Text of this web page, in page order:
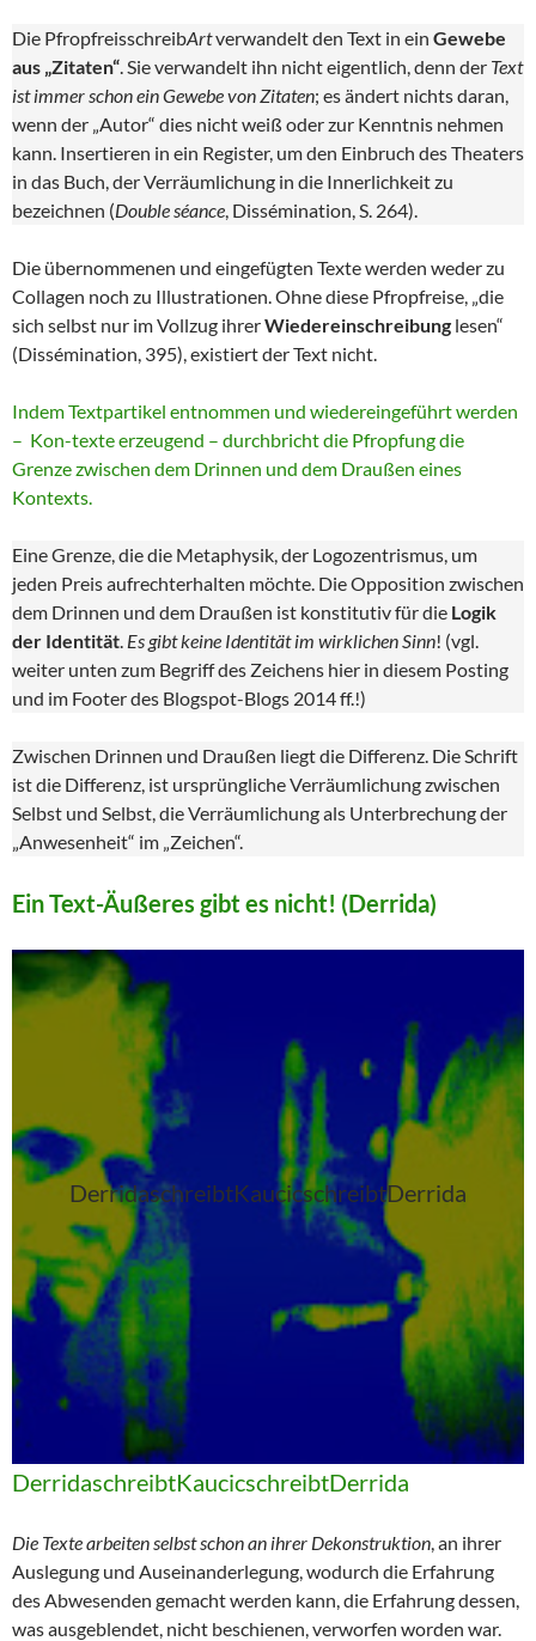
Die PfropfreisschreibArtverwandelt den Text in ein Gewebe
aus „Zitaten“. Sie verwandelt ihn nicht eigentlich, denn der Text
ist immer schon ein Gewebe von Zitaten; es ändert nichts daran,
wenn der „Autor“ dies nicht weiß oder zur Kenntnis nehmen
kann. Insertieren in ein Register, um den Einbruch des Theaters
in das Buch, der Verräumlichung in die Innerlichkeit zu
bezeichnen (Double séance, Dissémination, S. 264).
Die übernommenen und eingefügten Texte werden weder zu
Collagen noch zu Illustrationen. Ohne diese Pfropfreise, „die
sich selbst nur im Vollzug ihrerWiedereinschreibung lesen“
(Dissémination, 395), existiert der Text nicht.
Indem Textpartikel entnommen und wiedereingeführt werden
– Kon-texte erzeugend – durchbricht die Pfropfung die
Grenze zwischen dem Drinnen und dem Draußen eines
Kontexts.
Eine Grenze, die die Metaphysik, der Logozentrismus, um
jeden Preis aufrechterhalten möchte. Die Opposition zwischen
dem Drinnen und dem Draußen ist konstitutiv für die Logik
der Identität. Es gibt keine Identität im wirklichen Sinn! (vgl.
weiter unten zum Begriff des Zeichens hier in diesem Posting
und im Footer des Blogspot-Blogs 2014 ff.!)
Zwischen Drinnen und Draußen liegt die Differenz. Die Schrift
ist die Differenz, ist ursprüngliche Verräumlichung zwischen
Selbst und Selbst, die Verräumlichung als Unterbrechung der
„Anwesenheit“ im „Zeichen“.
Ein Text-Äußeres gibt es nicht! (Derrida)
DerridaschreibtKaucicschreibtDerrida
DerridaschreibtKaucicschreibtDerrida
Die Texte arbeiten selbst schon an ihrer Dekonstruktion, an ihrer
Auslegung und Auseinanderlegung, wodurch die Erfahrung
des Abwesenden gemacht werden kann, die Erfahrung dessen,
was ausgeblendet, nicht beschienen, verworfen worden war.